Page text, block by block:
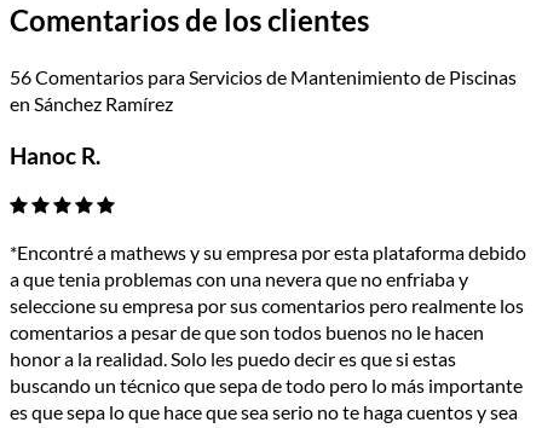
Comentarios de los clientes
56 Comentarios para Servicios de Mantenimiento de Piscinas
en Sánchez Ramírez
Hanoc R.
*Encontré a mathews y su empresa por esta plataforma debido
a que tenia problemas con una nevera que no enfriaba y
seleccione su empresa por sus comentarios pero realmente los
comentarios a pesar de que son todos buenos no le hacen
honor a la realidad. Solo les puedo decir es que si estas
buscando un técnico que sepa de todo pero lo más importante
es que sepa lo que hace que sea serio no te haga cuentos y sea